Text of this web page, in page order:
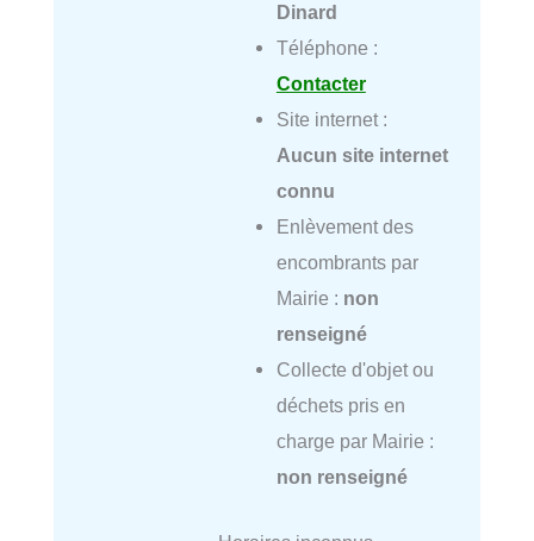
Dinard
Téléphone :
Contacter
Site internet :
Aucun site internet
connu
Enlèvement des
encombrants par
Mairie : non
renseigné
Collecte d'objet ou
déchets pris en
charge par Mairie :
non renseigné